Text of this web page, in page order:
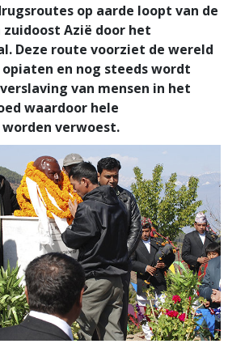
op aarde loopt van de
zuidoost Azië door het
Deze route voorziet de wereld
en nog steeds wordt
van mensen in het
waardoor hele
verwoest.